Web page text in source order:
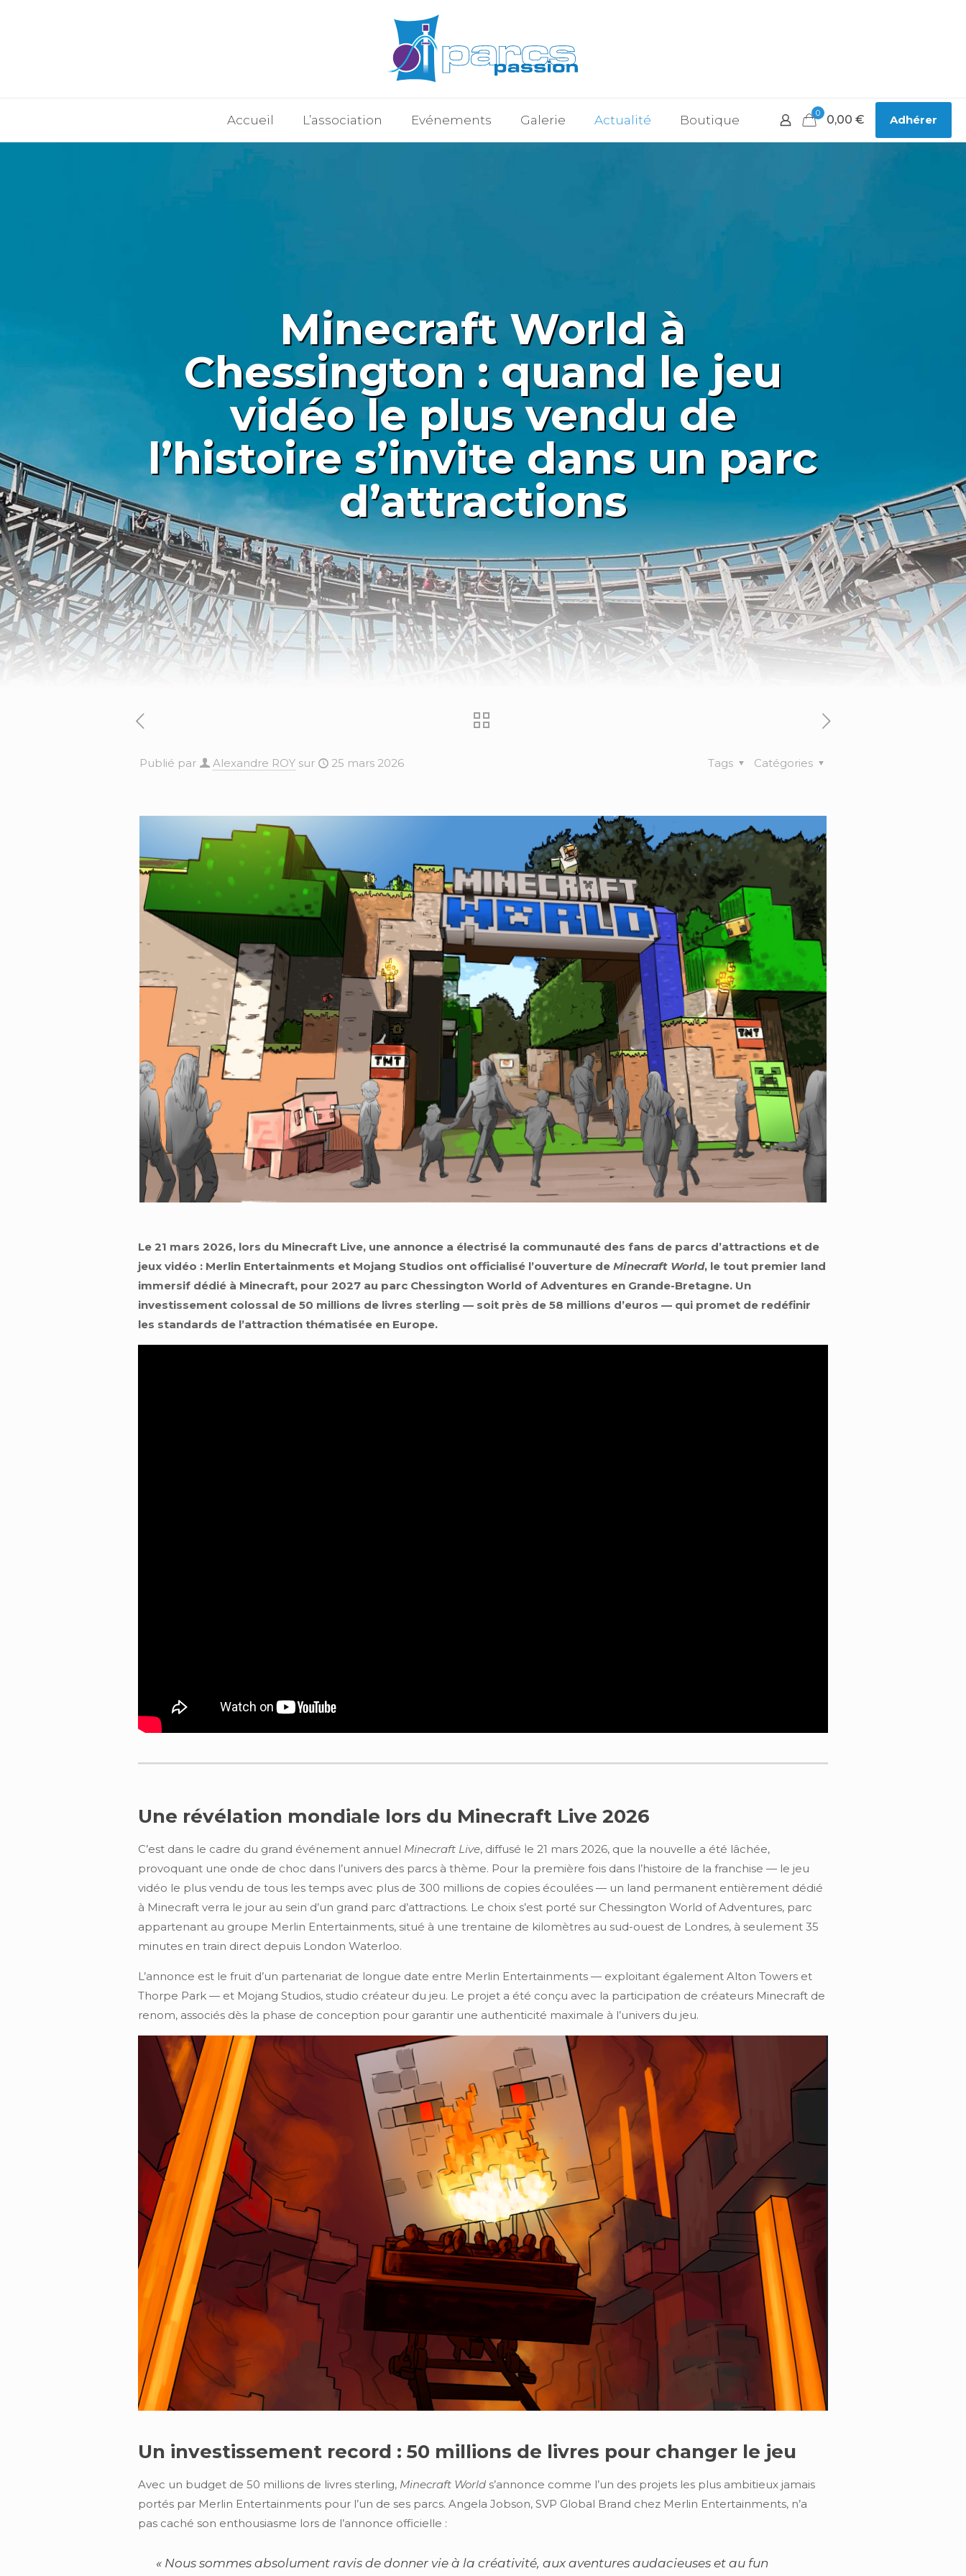
Accueil L’association Evénements Galerie Actualité Boutique 0 0,00 € Adhérer
Minecraft World à
Chessington : quand le jeu
vidéo le plus vendu de
l’histoire s’invite dans un parc
d’attractions
Publié par Alexandre ROY sur 25 mars 2026 Catégories
Tags
Le 21 mars 2026, lors du Minecraft Live, une annonce a électrisé la communauté des fans de parcs d’attractions et de
jeux vidéo : Merlin Entertainments et Mojang Studios ont officialisé l’ouverture de Minecraft World, le tout premier land
immersif dédié à Minecraft, pour 2027 au parc Chessington World of Adventures en Grande-Bretagne. Un
investissement colossal de 50 millions de livres sterling — soit près de 58 millions d’euros — qui promet de redéfinir
les standards de l’attraction thématisée en Europe.
Une révélation mondiale lors du Minecraft Live 2026
C’est dans le cadre du grand événement annuel Minecraft Live, diffusé le 21 mars 2026, que la nouvelle a été lâchée,
provoquant une onde de choc dans l’univers des parcs à thème. Pour la première fois dans l’histoire de la franchise — le jeu
vidéo le plus vendu de tous les temps avec plus de 300 millions de copies écoulées — un land permanent entièrement dédié
à Minecraft verra le jour au sein d’un grand parc d’attractions. Le choix s’est porté sur Chessington World of Adventures, parc
appartenant au groupe Merlin Entertainments, situé à une trentaine de kilomètres au sud-ouest de Londres, à seulement 35
minutes en train direct depuis London Waterloo.
L’annonce est le fruit d’un partenariat de longue date entre Merlin Entertainments — exploitant également Alton Towers et
Thorpe Park — et Mojang Studios, studio créateur du jeu. Le projet a été conçu avec la participation de créateurs Minecraft de
renom, associés dès la phase de conception pour garantir une authenticité maximale à l’univers du jeu.
Un investissement record : 50 millions de livres pour changer le jeu
Avec un budget de 50 millions de livres sterling, Minecraft Worlds’annonce comme l’un des projets les plus ambitieux jamais
portés par Merlin Entertainments pour l’un de ses parcs. Angela Jobson, SVP Global Brand chez Merlin Entertainments, n’a
pas caché son enthousiasme lors de l’annonce officielle :
« Nous sommes absolument ravis de donner vie à la créativité, aux aventures audacieuses et au fun